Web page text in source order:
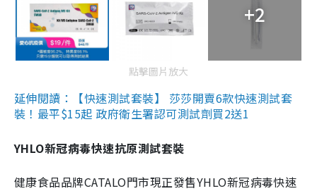
+2
點擊圖片放大
延伸閱讀：【快速測試套裝】 莎莎開賣6款快速測試套
裝！最平$15起 政府衛生署認可測試劑買2送1
YHLO新冠病毒快速抗原測試套裝
健康食品品牌CATALO門市現正發售YHLO新冠病毒快速